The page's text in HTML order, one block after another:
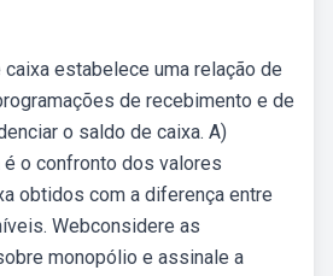
estabelece uma relação de
de recebimento e de
o saldo de caixa. A)
é o confronto dos valores
obtidos com a diferença entre
Webconsidere as
monopólio e assinale a